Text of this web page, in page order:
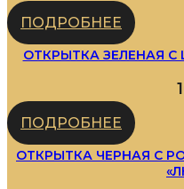
ПОДРОБНЕЕ
ОТКРЫТКА ЗЕЛЕНАЯ
ПОДРОБНЕЕ
ОТКРЫТКА ЧЕРНАЯ С